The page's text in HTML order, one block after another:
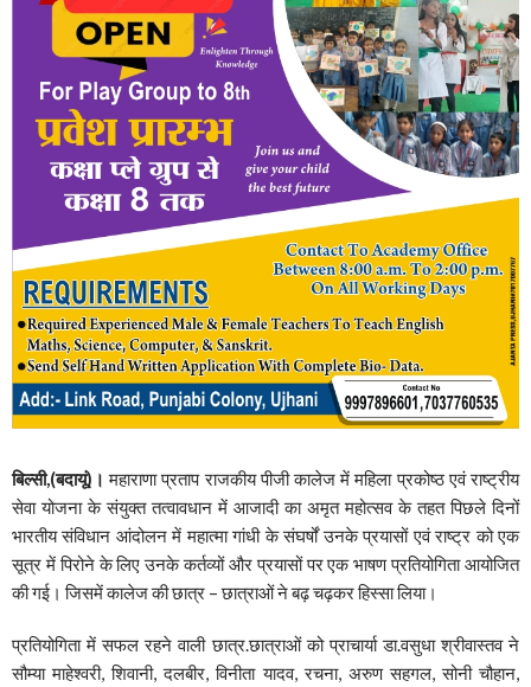
बिल्सी,(बदायूं)। महाराणा प्रताप राजकीय पीजी कालेज में महिला प्रकोष्ठ एवं राष्ट्रीय
सेवा योजना के संयुक्त तत्वावधान में आजादी का अमृत महोत्सव के तहत पिछले दिनों
भारतीय संविधान आंदोलन में महात्मा गांधी के संघर्षों उनके प्रयासों एवं राष्ट्र को एक
सूत्र में पिरोने के लिए उनके कर्तव्यों और प्रयासों पर एक भाषण प्रतियोगिता आयोजित
की गई। जिसमें कालेज की छात्र – छात्राओं ने बढ़ चढ़कर हिस्सा लिया।
प्रतियोगिता में सफल रहने वाली छात्र.छात्राओं को प्राचार्या डा.वसुधा श्रीवास्तव ने
सौम्या माहेश्वरी, शिवानी, दलबीर, विनीता यादव, रचना, अरुण सहगल, सोनी चौहान,